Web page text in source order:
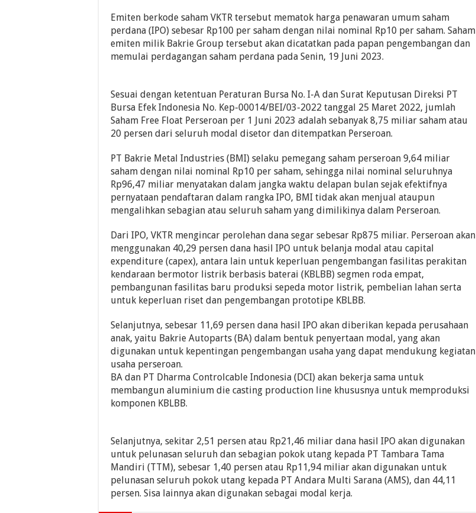
Emiten berkode saham VKTR tersebut mematok harga penawaran umum saham
perdana (IPO) sebesar Rp100 per saham dengan nilai nominal Rp10 per saham. Saham
emiten milik Bakrie Group tersebut akan dicatatkan pada papan pengembangan dan
memulai perdagangan saham perdana pada Senin, 19 Juni 2023.
Sesuai dengan ketentuan Peraturan Bursa No. I-A dan Surat Keputusan Direksi PT
Bursa Efek Indonesia No. Kep-00014/BEI/03-2022 tanggal 25 Maret 2022, jumlah
Saham Free Float Perseroan per 1 Juni 2023 adalah sebanyak 8,75 miliar saham atau
20 persen dari seluruh modal disetor dan ditempatkan Perseroan.
PT Bakrie Metal Industries (BMI) selaku pemegang saham perseroan 9,64 miliar
saham dengan nilai nominal Rp10 per saham, sehingga nilai nominal seluruhnya
Rp96,47 miliar menyatakan dalam jangka waktu delapan bulan sejak efektifnya
pernyataan pendaftaran dalam rangka IPO, BMI tidak akan menjual ataupun
mengalihkan sebagian atau seluruh saham yang dimilikinya dalam Perseroan.
Dari IPO, VKTR mengincar perolehan dana segar sebesar Rp875 miliar. Perseroan akan
menggunakan 40,29 persen dana hasil IPO untuk belanja modal atau capital
expenditure (capex), antara lain untuk keperluan pengembangan fasilitas perakitan
kendaraan bermotor listrik berbasis baterai (KBLBB) segmen roda empat,
pembangunan fasilitas baru produksi sepeda motor listrik, pembelian lahan serta
untuk keperluan riset dan pengembangan prototipe KBLBB.
Selanjutnya, sebesar 11,69 persen dana hasil IPO akan diberikan kepada perusahaan
anak, yaitu Bakrie Autoparts (BA) dalam bentuk penyertaan modal, yang akan
digunakan untuk kepentingan pengembangan usaha yang dapat mendukung kegiatan
usaha perseroan.
BA dan PT Dharma Controlcable Indonesia (DCI) akan bekerja sama untuk
membangun aluminium die casting production line khususnya untuk memproduksi
komponen KBLBB.
Selanjutnya, sekitar 2,51 persen atau Rp21,46 miliar dana hasil IPO akan digunakan
untuk pelunasan seluruh dan sebagian pokok utang kepada PT Tambara Tama
Mandiri (TTM), sebesar 1,40 persen atau Rp11,94 miliar akan digunakan untuk
pelunasan seluruh pokok utang kepada PT Andara Multi Sarana (AMS), dan 44,11
persen. Sisa lainnya akan digunakan sebagai modal kerja.